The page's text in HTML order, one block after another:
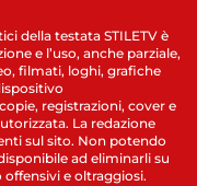
della testata STILETV è
e l’uso, anche parziale,
filmati, loghi, grafiche
registrazioni, cover e
La redazione
sul sito. Non potendo
ad eliminarli su
offensivi e oltraggiosi.